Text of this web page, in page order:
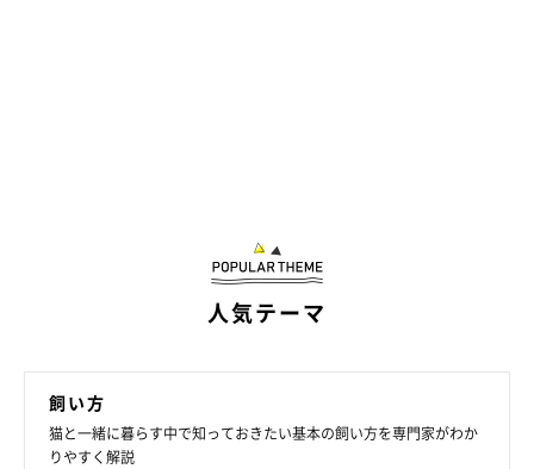
人気テーマ
飼い方
猫と一緒に暮らす中で知っておきたい基本の飼い方を専門家がわか
りやすく解説